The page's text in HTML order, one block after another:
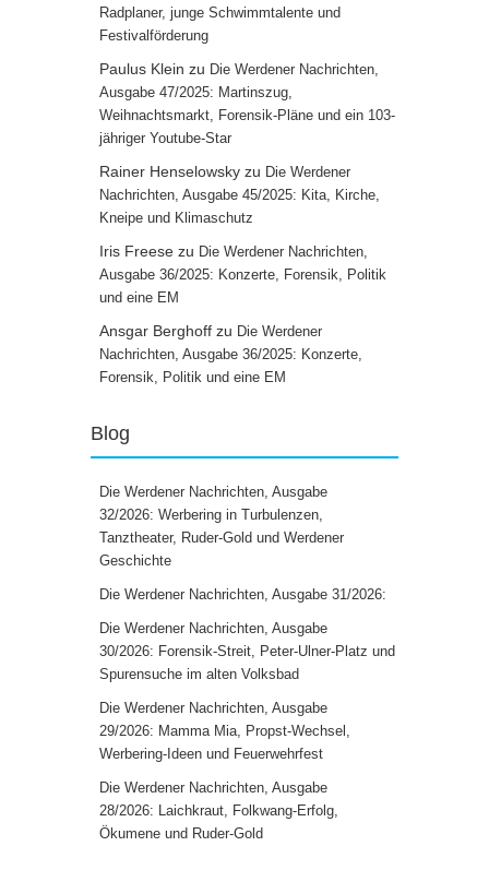
Radplaner, junge Schwimmtalente und
Festivalförderung
Paulus Klein zu Die Werdener Nachrichten,
Ausgabe 47/2025: Martinszug,
Weihnachtsmarkt, Forensik-Pläne und ein 103-
jähriger Youtube-Star
Rainer Henselowsky zu Die Werdener
Nachrichten, Ausgabe 45/2025: Kita, Kirche,
Kneipe und Klimaschutz
Iris Freese zu Die Werdener Nachrichten,
Ausgabe 36/2025: Konzerte, Forensik, Politik
und eine EM
Ansgar Berghoff zu Die Werdener
Nachrichten, Ausgabe 36/2025: Konzerte,
Forensik, Politik und eine EM
Blog
Die Werdener Nachrichten, Ausgabe
32/2026: Werbering in Turbulenzen,
Tanztheater, Ruder-Gold und Werdener
Geschichte
Die Werdener Nachrichten, Ausgabe 31/2026:
Die Werdener Nachrichten, Ausgabe
30/2026: Forensik-Streit, Peter-Ulner-Platz und
Spurensuche im alten Volksbad
Die Werdener Nachrichten, Ausgabe
29/2026: Mamma Mia, Propst-Wechsel,
Werbering-Ideen und Feuerwehrfest
Die Werdener Nachrichten, Ausgabe
28/2026: Laichkraut, Folkwang-Erfolg,
Ökumene und Ruder-Gold